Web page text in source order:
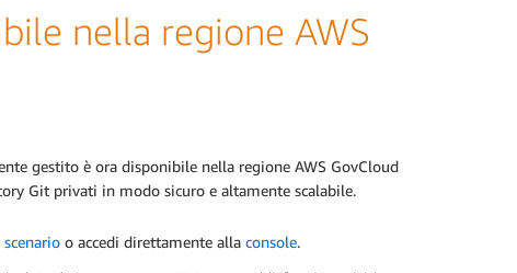
nella regione AWS
gestito è ora disponibile nella regione AWS GovCloud
Git privati in modo sicuro e altamente scalabile.
scenario o accedi direttamente alla console.